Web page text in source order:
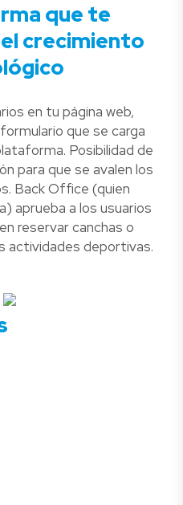
que te
crecimiento
en tu página web,
que se carga
Posibilidad de
para que se avalen los
Back Office (quien
aprueba a los usuarios
reservar canchas o
actividades deportivas.